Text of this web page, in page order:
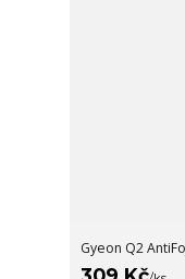
Gyeon Q2